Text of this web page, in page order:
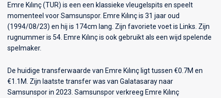
Emre Kılınç (TUR) is een een klassieke vleugelspits en speelt
momenteel voorSamsunspor. Emre Kılınç is 31 jaar oud
(1994/08/23) en hij is 174cm lang. Zijn favoriete voet is Links. Zijn
rugnummer is 54. Emre Kılınç is ook gebruikt als een wijd spelende
spelmaker.
De huidige transferwaarde van Emre Kılınç ligt tussen €0.7M en
€1.1M. Zijn laatste transfer was van Galatasaray naar
Samsunspor in 2023. Samsunspor verkreeg Emre Kılınç